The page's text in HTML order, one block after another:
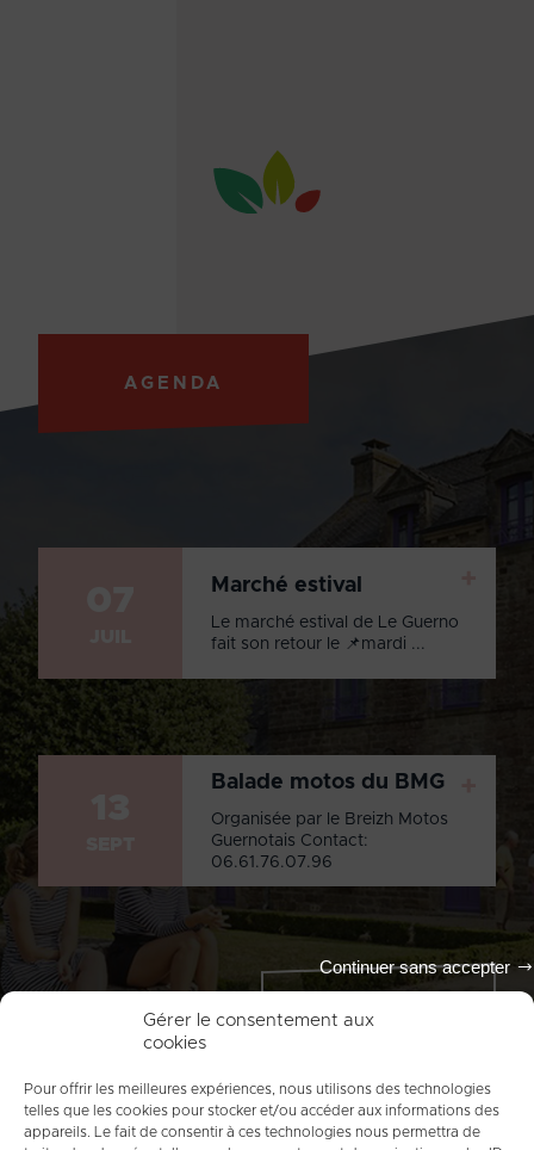
Gérer le consentement aux
cookies
Pour offrir les meilleures expériences, nous utilisons des technologies
telles que les cookies pour stocker et/ou accéder aux informations des
appareils. Le fait de consentir à ces technologies nous permettra de
Continuer sans accepter
AGENDA
Marché estival
Le marché estival de Le Guerno
fait son retour le 📌mardi ...
Balade motos du BMG
Organisée par le Breizh Motos
Guernotais Contact:
06.61.76.07.96